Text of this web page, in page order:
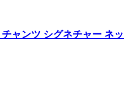
チャンツ シグネチャー ネッ